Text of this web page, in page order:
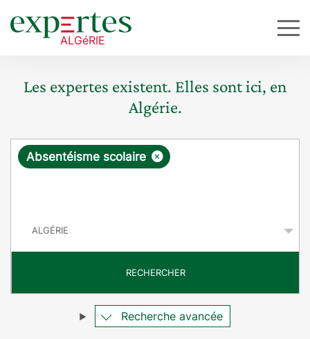
Les expertes existent. Elles sont ici, en
Algérie.
R
ê
e
×
Absentéisme scolaire
RECHERCHER
Recherche avancée